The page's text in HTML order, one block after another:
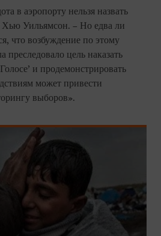
в аэропорту нельзя назвать
Хью Уильямсон. – Но едва ли
что возбуждение по этому
преследовало цель наказать
и продемонстрировать
может привести
выборов».